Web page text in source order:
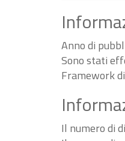
Anno di
Sono stati
Framework
Il numero di